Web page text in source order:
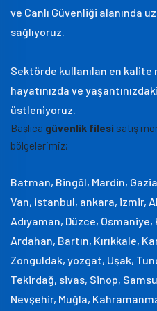
ve Canlı Güvenliği alanında
sağlıyoruz.
Sektörde kullanılan en
hayatınızda ve
üstleniyoruz.
Başlıca güvenlik filesi satış
bölgelerimiz;
Batman, Bingöl, Mardin,
Van, istanbul, ankara, izmir,
Adıyaman, Düzce,
Ardahan, Bartın, Kırıkkale,
Zonguldak, yozgat, Uşak,
Tekirdağ, sivas, Sinop,
Nevşehir, Muğla,